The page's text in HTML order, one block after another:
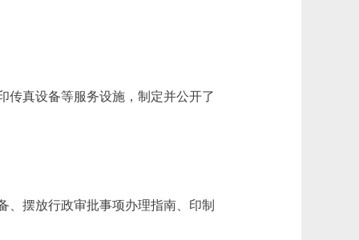
真设备等服务设施，制定并公开了
摆放行政审批事项办理指南、印制